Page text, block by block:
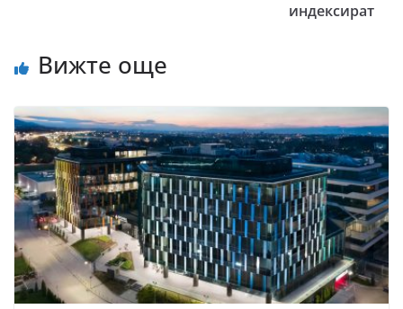
индексират
Вижте още